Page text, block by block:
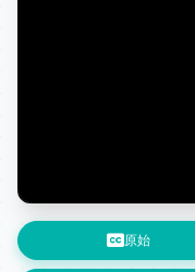
原始